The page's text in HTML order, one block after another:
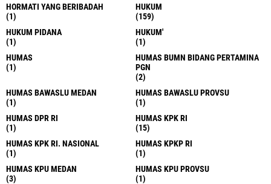
HORMATI YANG BERIBADAH
(1)
HUKUM
(159)
HUKUM PIDANA
(1)
HUKUM'
(1)
HUMAS
(1)
HUMAS BUMN BIDANG PERTAMINA
PGN
(2)
HUMAS BAWASLU MEDAN
(1)
HUMAS BAWASLU PROVSU
(1)
HUMAS DPR RI
(1)
HUMAS KPK RI
(15)
HUMAS KPK RI. NASIONAL
(1)
HUMAS KPKP RI
(1)
HUMAS KPU MEDAN
(3)
HUMAS KPU PROVSU
(1)